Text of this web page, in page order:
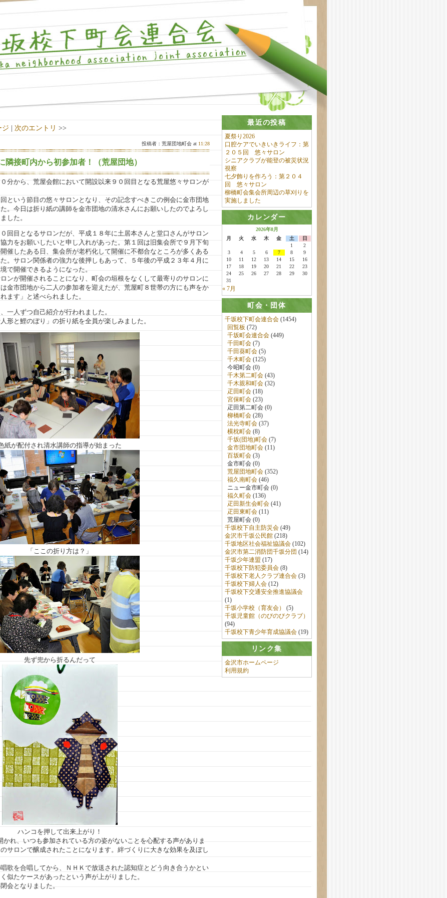
最近の投稿
夏祭り2026
口腔ケアでいきいきライフ：第
２０５回 悠々サロン
シニアクラブが能登の被災状況
視察
七夕飾りを作ろう：第２０４
回 悠々サロン
柳橋町会集会所周辺の草刈りを
実施しました
カレンダー
2026年8月
月
火 水 木 金 土
日
1
2
3
4 5 6 7 8
9
10
11 12 13 14 15
16
17
18 19 20 21 22
23
24
25 26 27 28 29
30
31
« 7月
町会・団体
千坂校下町会連合会(1454)
回覧板 (72)
千坂町会連合会(449)
千田町会(7)
千田葵町会(5)
千木町会(125)
今昭町会 (0)
千木第二町会(43)
千木親和町会(32)
疋田町会(18)
宮保町会(23)
疋田第二町会 (0)
柳橋町会(28)
法光寺町会(37)
横枕町会(8)
千坂(団地)町会(7)
金市団地町会(11)
百坂町会(3)
金市町会 (0)
荒屋団地町会(352)
福久南町会(46)
ニュー金市町会 (0)
福久町会(136)
疋田新生会町会(41)
疋田東町会(11)
荒屋町会 (0)
千坂校下自主防災会(49)
金沢市千坂公民館(218)
千坂地区社会福祉協議会(102)
金沢市第二消防団千坂分団 (14)
千坂少年連盟 (17)
千坂校下防犯委員会(8)
千坂校下老人クラブ連合会(3)
千坂校下婦人会(12)
千坂校下交通安全推進協議会
(1)
千坂小学校（育友会）
(5)
千坂児童館（のびのびクラブ）
(94)
千坂校下青少年育成協議会(19)
リンク集
金沢市ホームページ
利用規約
ジ | 次のエントリ >>
投稿者：荒屋団地町会 at 11:28
隣接町内から初参加者！（荒屋団地）
分から、荒屋会館において開設以来９０回目となる荒屋悠々サロンが
という節目の悠々サロンとなり、その記念すべきこの例会に金市団地
。今日は折り紙の講師を金市団地の清水さんにお願いしたのでよろし
した。
回目となるサロンだが、平成１８年に土居本さんと堂口さんがサロン
力をお願いしたいと申し入れがあった。第１回は旧集会所で９月下旬
催したある日、集会所が老朽化して開催に不都合なところが多くある
。サロン関係者の強力な後押しもあって、５年後の平成２３年４月に
で開催できるようになった。
ンが開催されることになり、町会の垣根をなくして最寄りのサロンに
金市団地から二人の参加者を迎えたが、荒屋町８世帯の方にも声をか
ます」と述べられました。
一人ずつ自己紹介が行われました。
形と鯉のぼり」の折り紙を全員が楽しみました。
紙が配付され清水講師の指導が始まった
「ここの折り方は？」
先ず兜から折るんだって
ハンコを押して出来上がり！
れ、いつも参加されている方の姿がないことを心配する声がありま
サロンで醸成されたことになります。絆づくりに大きな効果を及ぼし
歌を合唱してから、ＮＨＫで放送された認知症とどう向き合うかとい
似たケースがあったという声が上がりました。
会となりました。